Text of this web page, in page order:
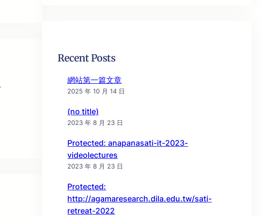
Recent Posts
網站第一篇文章
2025 年 10 月 14 日
(no title)
2023 年 8 月 23 日
Protected: anapanasati-it-2023-
videolectures
2023 年 8 月 23 日
Protected:
http://agamaresearch.dila.edu.tw/sati-
retreat-2022